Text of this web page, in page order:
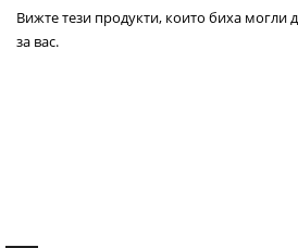
Вижте тези продукти, които биха могли
за вас.